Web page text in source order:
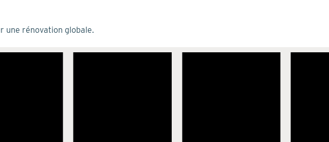
une rénovation globale.